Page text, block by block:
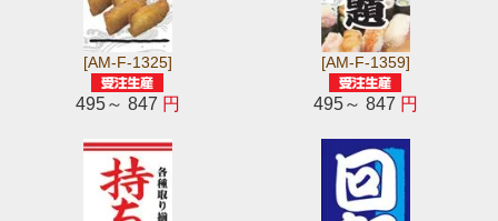
[AM-F-1325]
495～ 847 円
[AM-F-1359]
495～ 847 円